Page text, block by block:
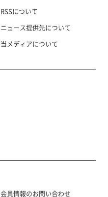
RSSについて
ニュース提供先について
当メディアについて
会員情報のお問い合わせ